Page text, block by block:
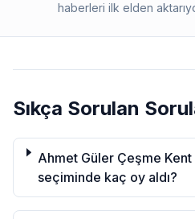
haberleri ilk elden
Sıkça Sorulan
Ahmet Güler Çeşme Kent
seçiminde kaç oy aldı?